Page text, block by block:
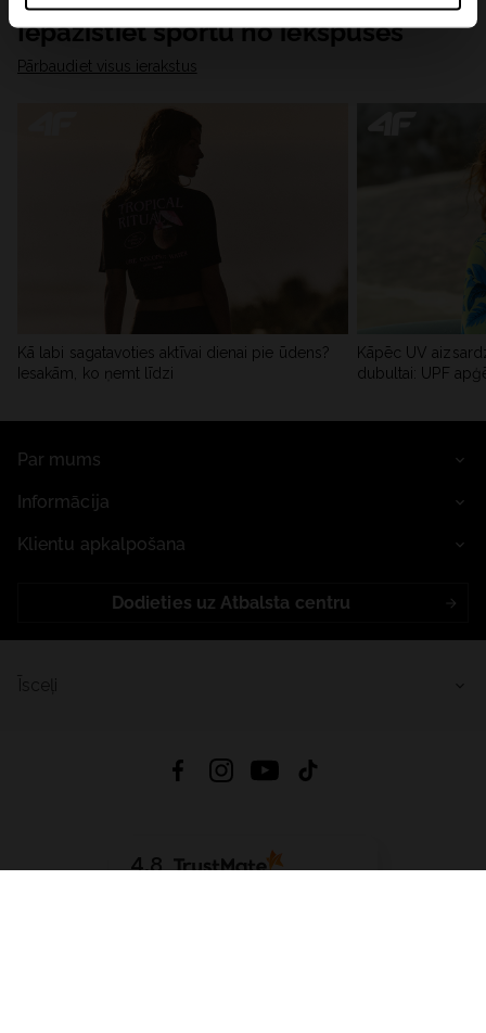
( piem. socialos tīklus). Detalizētu informāciju var atrast
mūsu Privātuma politikā un sadaļā "Detaļas".
Iepazīstiet sportu no iekšpuses
Pārbaudiet visus ierakstus
Kā labi sagatavoties aktīvai dienai pie ūdens?
Iesakām, ko ņemt līdzi
Kāpēc UV
dubultai: UPF
Par mums
Informācija
Klientu apkalpošana
Dodieties uz Atbalsta centru
4.8